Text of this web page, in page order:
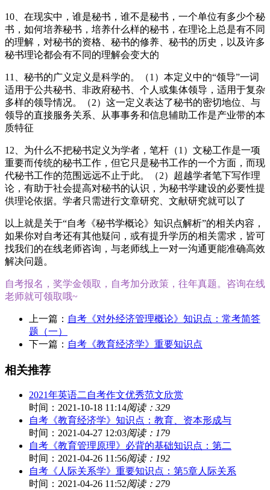
10、在现实中，谁是秘书，谁不是秘书，一个单位有多少个秘
书，如何培养秘书，培养什么样的秘书，在理论上总是有不同
的理解，对秘书的资格、秘书的修养、秘书的历史，以及许多
秘书理论都会有不同的理解会变大的
11、秘书的广义定义是科学的。（1）本定义中的“领导”一词
适用于公共秘书、非政府秘书、个人或集体领导，适用于复杂
多样的领导情况。（2）这一定义表达了秘书的密切地位、与
领导的直接服务关系、从事事务和信息辅助工作是产业带的本
质特征
12、为什么不把秘书定义为学者，笔杆（1）文秘工作是一项
重要而传统的秘书工作，但它只是秘书工作的一个方面，而现
代秘书工作的范围远远不止于此。（2）超越学者笔下写作理
论，有助于社会提高对秘书的认识，为秘书学建设的必要性提
供理论依据。学者只需进行文章研究、文献研究就可以了
以上就是关于“自考《秘书学概论》知识点解析”的相关内容，
如果你对自考还有其他疑问，或有提升学历的相关需求，皆可
找我们的在线老师咨询，与老师线上一对一沟通更能准确高效
解决问题。
自考报名，奖学金领取，自考加分政策，往年真题。咨询在线
老师就可领取哦~
上一篇： 自考《对外经济管理概论》知识点：常考简答
题（一）
下一篇： 自考《教育经济学》重要知识点
相关推荐
2021年英语二自考作文优秀范文欣赏
时间：2021-10-18 11:14阅读：329
自考《教育经济学》知识点：教育、资本形成与
时间：2021-04-27 12:03阅读：179
自考《教育管理原理》必背的基础知识点：第二
时间：2021-04-26 11:56阅读：192
自考《人际关系学》重要知识点：第5章人际关系
时间：2021-04-26 11:52阅读：279